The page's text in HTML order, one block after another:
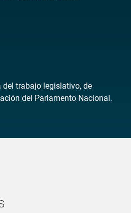
trabajo legislativo, de
del Parlamento Nacional.